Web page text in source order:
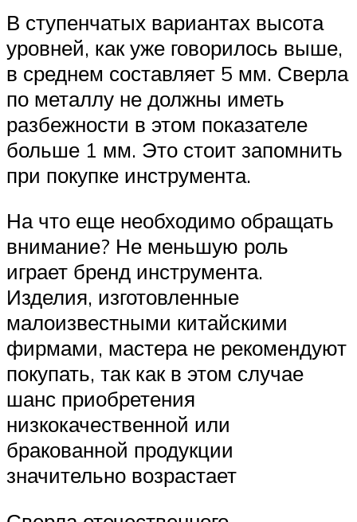
В ступенчатых вариантах высота
уровней, как уже говорилось выше,
в среднем составляет 5 мм. Сверла
по металлу не должны иметь
разбежности в этом показателе
больше 1 мм. Это стоит запомнить
при покупке инструмента.
На что еще необходимо обращать
внимание? Не меньшую роль
играет бренд инструмента.
Изделия, изготовленные
малоизвестными китайскими
фирмами, мастера не рекомендуют
покупать, так как в этом случае
шанс приобретения
низкокачественной или
бракованной продукции
значительно возрастает